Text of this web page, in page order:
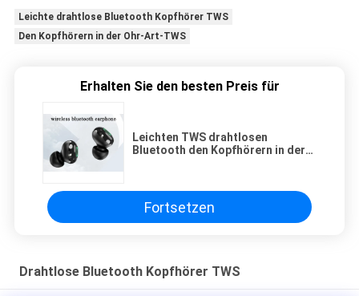
Leichte drahtlose Bluetooth Kopfhörer TWS
Den Kopfhörern in der Ohr-Art-TWS
Erhalten Sie den besten Preis für
Leichten TWS drahtlosen
Bluetooth den Kopfhörern in der
Fortsetzen
Drahtlose Bluetooth Kopfhörer TWS